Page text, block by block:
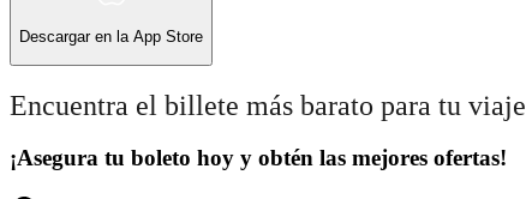
Descargar en la App Store
Encuentra el billete más barato para tu viaje
¡Asegura tu boleto hoy y obtén las mejores ofertas!